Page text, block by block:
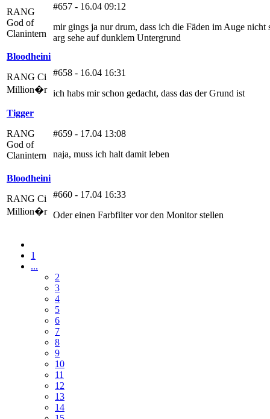
RANG
God of
Clanintern
#657 - 16.04 09:12
mir gings ja nur drum, dass ich die Fäden im Auge nicht
arg sehe auf dunklem Untergrund
Bloodheini
RANG Ci
Million�r
#658 - 16.04 16:31
ich habs mir schon gedacht, dass das der Grund ist
Tigger
RANG
God of
Clanintern
#659 - 17.04 13:08
naja, muss ich halt damit leben
Bloodheini
RANG Ci
Million�r
#660 - 17.04 16:33
Oder einen Farbfilter vor den Monitor stellen
1
...
2
3
4
5
6
7
8
9
10
11
12
13
14